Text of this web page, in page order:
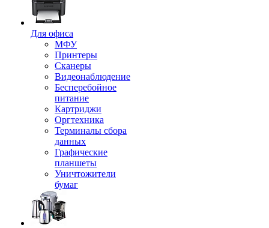
Для офиса
МФУ
Принтеры
Сканеры
Видеонаблюдение
Бесперебойное
питание
Картриджи
Оргтехника
Терминалы сбора
данных
Графические
планшеты
Уничтожители
бумаг